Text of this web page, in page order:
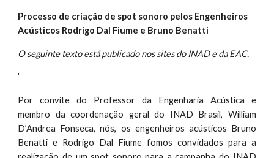
Processo de criação de spot sonoro pelos Engenheiros
Acústicos Rodrigo Dal Fiume e Bruno Benatti
O seguinte texto está publicado nos sites do INAD e da EAC.
”
Por convite do Professor da Engenharia Acústica e
membro da coordenação geral do INAD Brasil, William
D’Andrea Fonseca, nós, os engenheiros acústicos Bruno
Benatti e Rodrigo Dal Fiume fomos convidados para a